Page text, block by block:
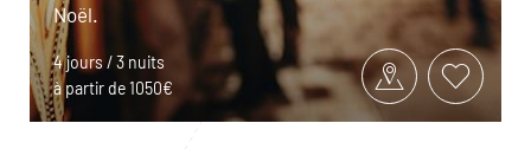
Noël.
4 jours / 3 nuits
à partir de 1050€